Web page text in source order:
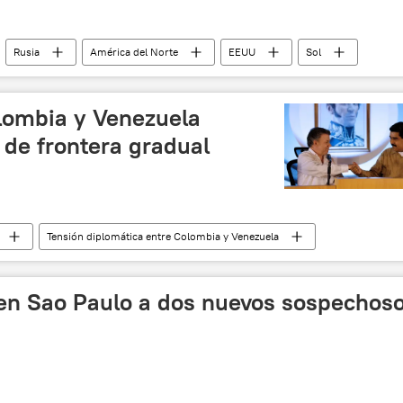
Rusia América del Norte EEUU
Sol
Unión Soviética (URSS)
Guerra Fría
y Venezuela
frontera gradual
Tensión diplomática entre Colombia y Venezuela
Juan Manuel Santos Nicolás Maduro noticias
Sao Paulo a dos nuevos